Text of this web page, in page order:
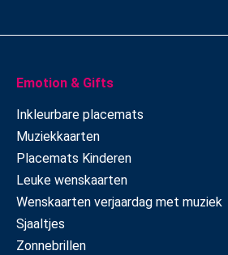
Emotion & Gifts
Inkleurbare placemats
Muziekkaarten
Placemats Kinderen
Leuke wenskaarten
Wenskaarten verjaardag met muziek
Sjaaltjes
Zonnebrillen